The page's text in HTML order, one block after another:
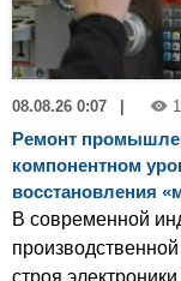
08.08.26 0:07
Ремонт
компонентном
восстановления
В современной